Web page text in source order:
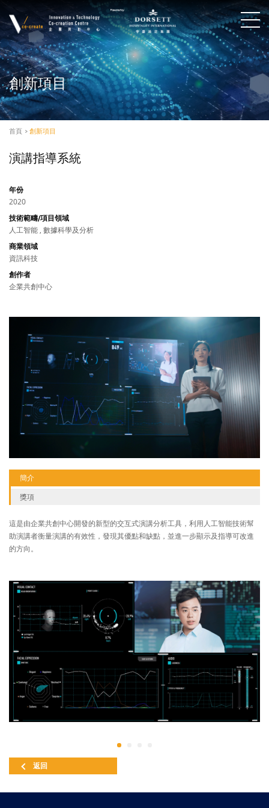
創新項目
首頁 > 創新項目
演講指導系統
年份
2020
技術範疇/項目領域
人工智能 , 數據科學及分析
商業領域
資訊科技
創作者
企業共創中心
簡介
獎項
這是由企業共創中心開發的新型的交互式演講分析工具，利用人工智能技術幫
助演講者衡量演講的有效性，發現其優點和缺點，並進一步顯示及指導可改進
的方向。
返回